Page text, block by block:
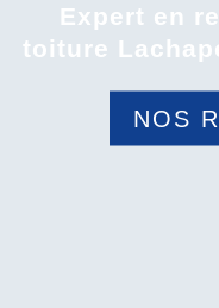
Expert en
toiture
NOS